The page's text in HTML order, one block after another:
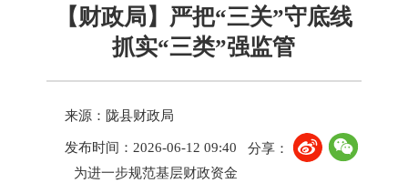
【财政局】严把“三关”守底线
抓实“三类”强监管
来源：陇县财政局
发布时间：2026-06-12 09:40
分享：
为进一步规范基层财政资金